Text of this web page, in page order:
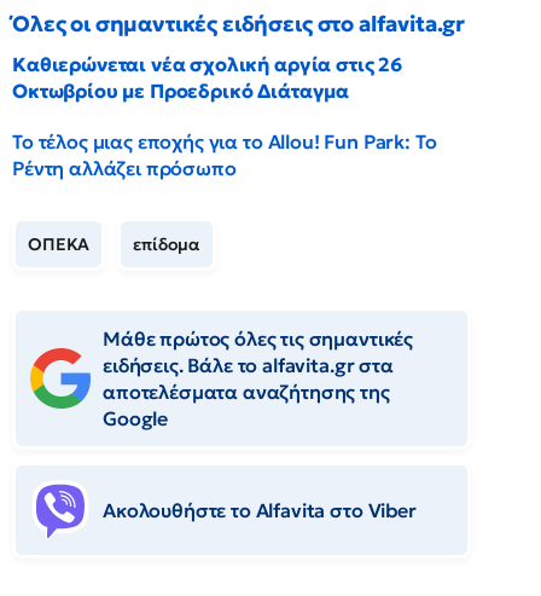
Όλες οι σημαντικές ειδήσεις στο alfavita.gr
Καθιερώνεται νέα σχολική αργία στις 26
Οκτωβρίου με Προεδρικό Διάταγμα
Το τέλος μιας εποχής για το Allou! Fun Park: Το
Ρέντη αλλάζει πρόσωπο
ΟΠΕΚΑ επίδομα
Μάθε πρώτος όλες τις σημαντικές
ειδήσεις. Βάλε το alfavita.gr στα
αποτελέσματα αναζήτησης της
Google
Ακολουθήστε το Αlfavita στο Viber